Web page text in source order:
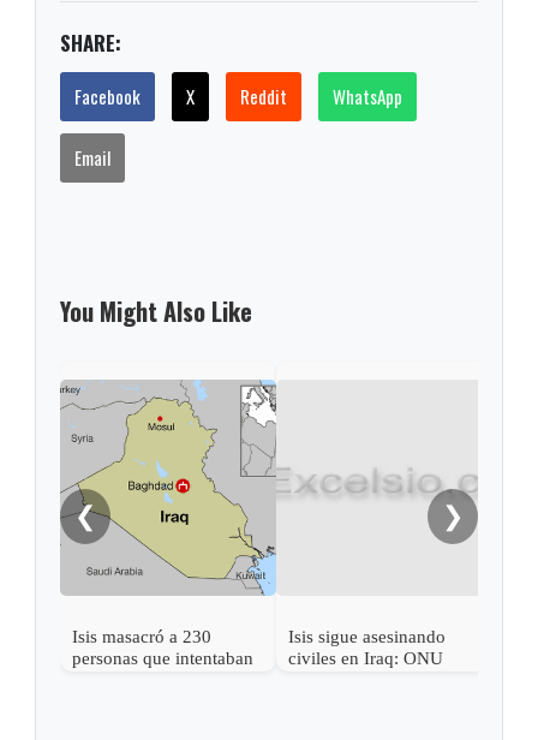
SHARE:
Facebook X Reddit WhatsApp
Email
You Might Also Like
❮
Isis masacró a 230
personas que intentaban
Isis sigue asesinando
civiles en Iraq: ONU
❯